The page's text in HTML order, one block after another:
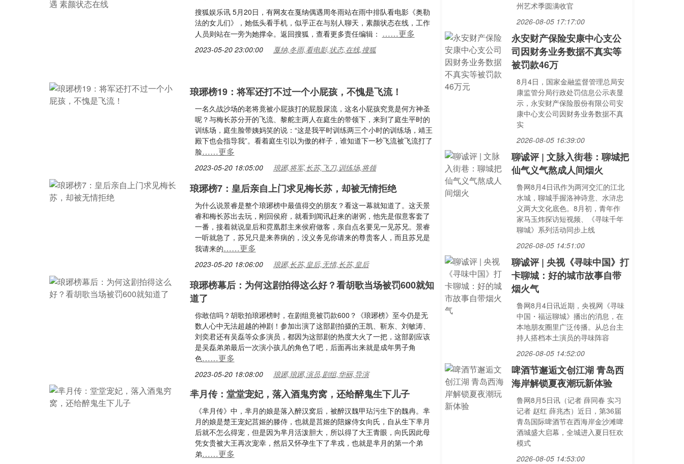
搜狐娱乐讯 5月20日，有网友在戛纳偶遇周冬雨站在雨中排队看电影《奥勒
法的女儿们》，她低头看手机，似乎正在与别人聊天，素颜状态在线，工作
人员则站在一旁为她撑伞。返回搜狐，查看更多责任编辑： ……更多
2023-05-20 23:00:00 戛纳,冬雨,看电影,状态,在线,搜狐
琅琊榜19：将军还打不过一个小屁孩，不愧是飞流！
一名久战沙场的老将竟被小屁孩打的屁股尿流，这名小屁孩究竟是何方神圣
呢？与梅长苏分开的飞流、黎舵主两人在庭生的带领下，来到了庭生平时的
训练场，庭生脸带姨妈笑的说：“这是我平时训练两三个小时的训练场，靖王
殿下也会指导我”。看着庭生引以为傲的样子，谁知道下一秒飞流被飞流打了
脸……更多
2023-05-20 18:05:00 琅琊,将军,长苏,飞刀,训练场,将领
琅琊榜7：皇后亲自上门求见梅长苏，却被无情拒绝
为什么说景睿是整个琅琊榜中最值得交的朋友？看这一幕就知道了。这天景
睿和梅长苏出去玩，刚回侯府，就看到闻讯赶来的谢弼，他先是假意客套了
一番，接着就说皇后和霓凰郡主来侯府做客，亲自点名要见一见苏兄。景睿
一听就急了，苏兄只是来养病的，没义务见你请来的尊贵客人，而且苏兄是
我请来的……更多
2023-05-20 18:06:00 琅琊,长苏,皇后,无情,长苏,皇后
琅琊榜幕后：为何这剧拍得这么好？看胡歌当场被罚600就知
道了
你敢信吗？胡歌拍琅琊榜时，在剧组竟被罚款600？《琅琊榜》至今仍是无
数人心中无法超越的神剧！参加出演了这部剧拍摄的王凯、靳东、刘敏涛、
刘奕君还有吴磊等众多演员，都因为这部剧的热度大火了一把，这部剧应该
是吴磊弟弟最后一次演小孩儿的角色了吧，后面再出来就是成年男子角
色……更多
2023-05-20 18:08:00 琅琊,琅琊,演员,剧组,华丽,导演
芈月传：堂堂宠妃，落入酒鬼穷窝，还给醉鬼生下儿子
《芈月传》中，芈月的娘是落入醉汉窝后，被醉汉魏甲玷污生下的魏冉。芈
月的娘是楚王宠妃莒姬的滕侍，也就是莒姬的陪嫁侍女向氏，自从生下芈月
后就不怎么得宠，但是因为芈月活泼胆大，所以得了大王青眼，向氏因此母
凭女贵被大王再次宠幸，然后又怀孕生下了芈戎，也就是芈月的第一个弟
弟……更多
州艺术季圆满收官
2026-08-05 17:17:00
永安财产保险安康中心支公
司因财务业务数据不真实等
被罚款46万
8月4日，国家金融监督管理总局安
康监管分局行政处罚信息公示表显
示，永安财产保险股份有限公司安
康中心支公司因财务业务数据不真
实
2026-08-05 16:39:00
聊诚评 | 文脉入街巷：聊城把
仙气义气熬成人间烟火
鲁网8月4日讯作为两河交汇的江北
水城，聊城手握洛神诗意、水浒忠
义两大文化底色。8月初，青年作
家马玉炜探访短视频、《寻味千年
聊城》系列活动同步上线
2026-08-05 14:51:00
聊诚评 | 央视《寻味中国》打
卡聊城：好的城市故事自带
烟火气
鲁网8月4日讯近期，央视网《寻味
中国・福运聊城》播出的消息，在
本地朋友圈里广泛传播。从总台主
持人搭档本土演员的寻味阵容
2026-08-05 14:52:00
啤酒节邂逅文创江湖 青岛西
海岸解锁夏夜潮玩新体验
鲁网8月5日讯（记者 薛同春 实习
记者 赵红 薛兆杰）近日，第36届
青岛国际啤酒节在西海岸金沙滩啤
酒城盛大启幕，全城进入夏日狂欢
模式
2026-08-05 14:53:00